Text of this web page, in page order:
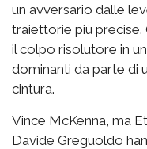
un avversario dalle
traiettorie più
il colpo risolutore in
dominanti da parte di
cintura.
Vince McKenna, ma
Davide Greguoldo